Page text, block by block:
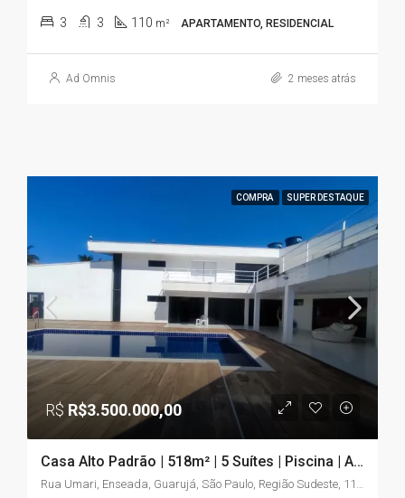
3 3 110 m² APARTAMENTO, RESIDENCIAL
Ad Omnis 2 meses atrás
COMPRA SUPER DESTAQUE
R$ R$3.500.000,00
Casa Alto Padrão | 518m² | 5 Suítes | Piscina | A 50 Metros da Praia | Enseada – Guarujá/SP
Rua Umari, Enseada, Guarujá, São Paulo, Região Sudeste, 11440-532, Brasil